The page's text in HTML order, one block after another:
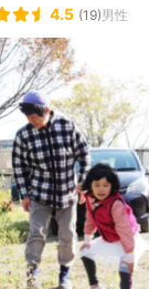
4.5 (19)男性